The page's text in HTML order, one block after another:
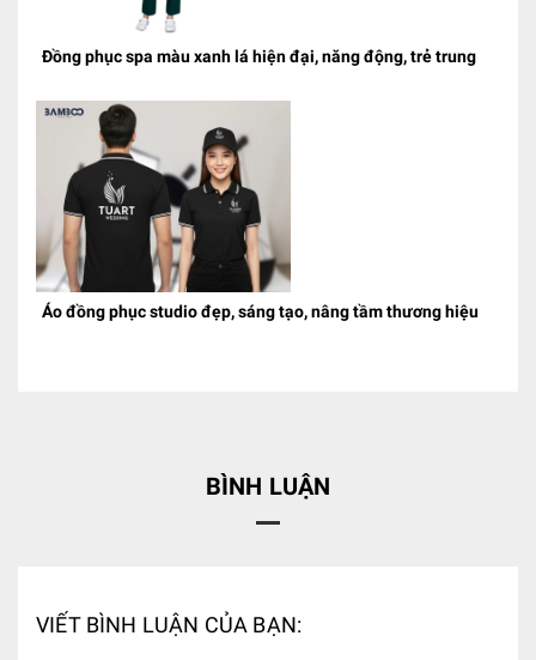
Đồng phục spa màu xanh lá hiện đại, năng động, trẻ trung
Áo đồng phục studio đẹp, sáng tạo, nâng tầm thương hiệu
BÌNH LUẬN
VIẾT BÌNH LUẬN CỦA BẠN: